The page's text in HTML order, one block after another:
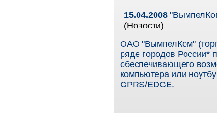
15.04.2008
(Новости)
ОАО "ВымпелКом"
ряде городов России*
обеспечивающего
компьютера или
GPRS/EDGE.